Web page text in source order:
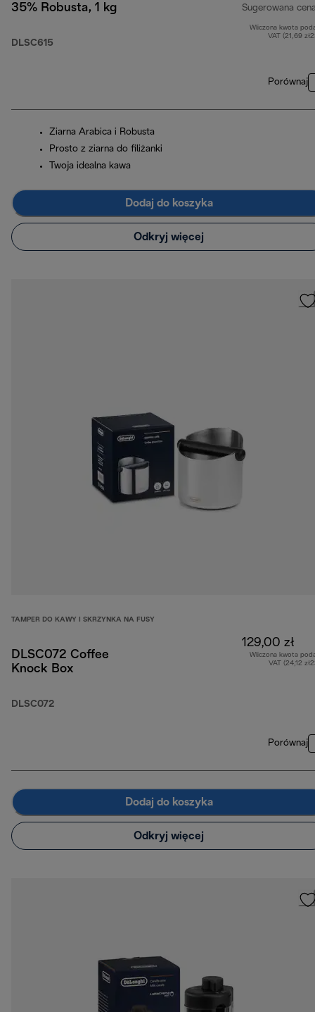
35% Robusta, 1 kg
DLSC615
Sugerowana
Wliczona kwota
VAT (21,69
Porównaj
Ziarna Arabica i Robusta
Prosto z ziarna do filiżanki
Twoja idealna kawa
Dodaj do koszyka
Odkryj więcej
TAMPER DO KAWY I SKRZYNKA NA FUSY
DLSC072 Coffee
Knock Box
DLSC072
129,00 zł
Wliczona kwota
VAT (24,12
Porównaj
Dodaj do koszyka
Odkryj więcej